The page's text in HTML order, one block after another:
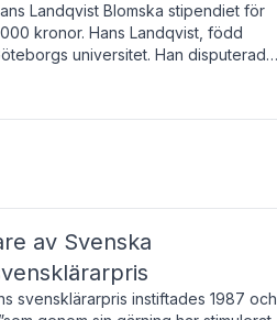
Landqvist Blomska stipendiet för
kronor. Hans Landqvist, född
universitet. Han disputerade
av Svenska
svensklärarpris instiftades 1987 och